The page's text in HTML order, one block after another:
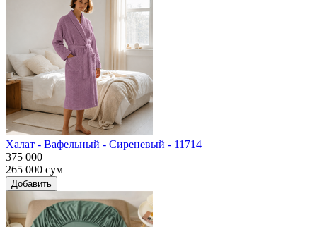
Халат - Вафельный - Сиреневый - 11714
375 000
265 000 сум
Добавить